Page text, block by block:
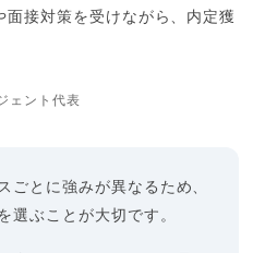
接対策を受けながら、内定獲
ェント代表
ごとに強みが異なるため、
選ぶことが大切です。